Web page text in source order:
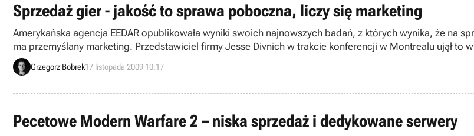
Sprzedaż gier - jakość to sprawa poboczna, liczy się marketing
Amerykańska agencja EEDAR opublikowała wyniki swoich najnowszych badań, z których wynika, że na
ma przemyślany marketing. Przedstawiciel firmy Jesse Divnich w trakcie konferencji w Montrealu ujął to
znaczenia.”
Grzegorz Bobrek17 listopada 2009 10:17
Pecetowe Modern Warfare 2 – niska sprzedaż i dedykowane serwery